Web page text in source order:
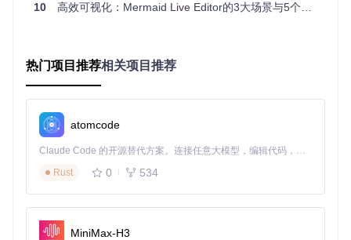
使用小贴士：对于非开发人员，推荐直接使用官方在线版
界面功能快速掌握
实时预览区：右侧面板，即时显示图表渲染效果
功能工具栏
基本操作流程：
在左侧输入图表代码
右侧实时查看效果
通过顶部工具栏导出为PNG/SVG或分享链接
10 高效可视化：Mermaid Live Editor的3大场景与5个实用技巧
热门项目推荐相关项目推荐
atomcode
Claude Code 的开源替代方案。连接任意大模型，编辑代码，运行命令，自动验证 — 全自动执行。用 Rust 构建，极致性能。 ｜ An open-source alternative to Claude Code. Connect any LLM, edit code, run commands, and verify changes — autonomously. Built in Rust for speed. Get Started
Rust
0 534
MiniMax-H3